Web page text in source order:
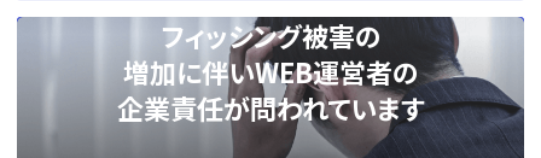
フィッシング被害の
増加に伴いWEB運営者の
企業責任が問われています